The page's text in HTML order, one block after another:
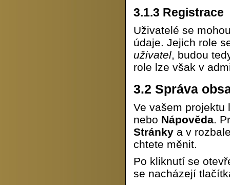
3.1.3 Registrace
Uživatelé se
údaje. Jejich role
uživatel, budou
role lze však v
3.2 Správa
Ve vašem
nebo Nápověda.
Stránky a v
chtete měnit.
Po kliknutí se
se nacházejí